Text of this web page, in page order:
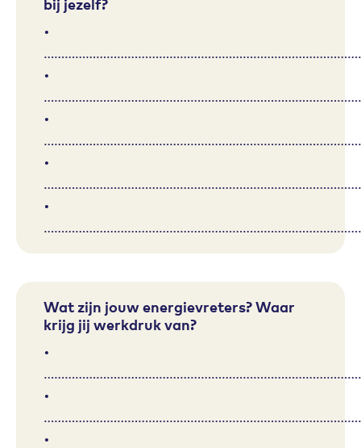
•
•
•
•
•
Wat zijn jouw energievreters? Waar
krijg jij werkdruk van?
•
•
•